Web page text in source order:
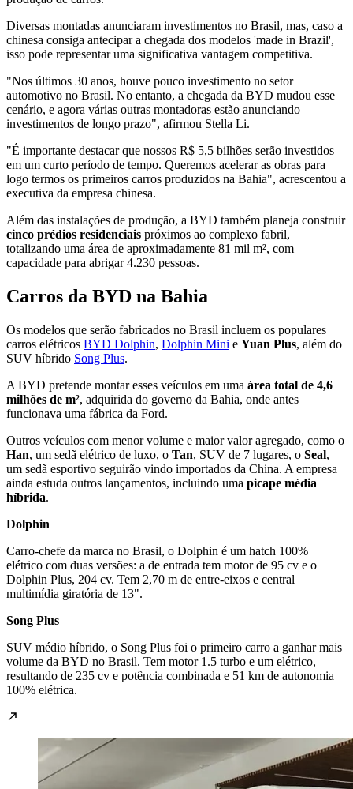
Diversas montadas anunciaram investimentos no Brasil, mas, caso a
chinesa consiga antecipar a chegada dos modelos 'made in Brazil',
isso pode representar uma significativa vantagem competitiva.
"Nos últimos 30 anos, houve pouco investimento no setor
automotivo no Brasil. No entanto, a chegada da BYD mudou esse
cenário, e agora várias outras montadoras estão anunciando
investimentos de longo prazo", afirmou Stella Li.
"É importante destacar que nossos R$ 5,5 bilhões serão investidos
em um curto período de tempo. Queremos acelerar as obras para
logo termos os primeiros carros produzidos na Bahia", acrescentou a
executiva da empresa chinesa.
Além das instalações de produção, a BYD também planeja construir
cinco prédios residenciais próximos ao complexo fabril,
totalizando uma área de aproximadamente 81 mil m², com
capacidade para abrigar 4.230 pessoas.
Carros da BYD na Bahia
Os modelos que serão fabricados no Brasil incluem os populares
carros elétricos BYD Dolphin, Dolphin Mini e Yuan Plus, além do
SUV híbrido Song Plus.
A BYD pretende montar esses veículos em uma área total de 4,6
milhões de m², adquirida do governo da Bahia, onde antes
funcionava uma fábrica da Ford.
Outros veículos com menor volume e maior valor agregado, como o
Han, um sedã elétrico de luxo, o Tan, SUV de 7 lugares, o Seal,
um sedã esportivo seguirão vindo importados da China. A empresa
ainda estuda outros lançamentos, incluindo uma picape média
híbrida.
Dolphin
Carro-chefe da marca no Brasil, o Dolphin é um hatch 100%
elétrico com duas versões: a de entrada tem motor de 95 cv e o
Dolphin Plus, 204 cv. Tem 2,70 m de entre-eixos e central
multimídia giratória de 13".
Song Plus
SUV médio híbrido, o Song Plus foi o primeiro carro a ganhar mais
volume da BYD no Brasil. Tem motor 1.5 turbo e um elétrico,
resultando de 235 cv e potência combinada e 51 km de autonomia
100% elétrica.